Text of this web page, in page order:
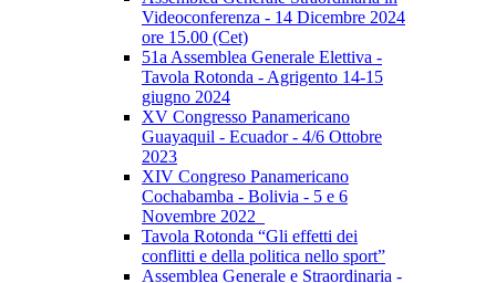
Videoconferenza - 14 Dicembre 2024
ore 15.00 (Cet)
51a Assemblea Generale Elettiva -
Tavola Rotonda - Agrigento 14-15
giugno 2024
XV Congresso Panamericano
Guayaquil - Ecuador - 4/6 Ottobre
2023
XIV Congreso Panamericano
Cochabamba - Bolivia - 5 e 6
Novembre 2022_
Tavola Rotonda “Gli effetti dei
conflitti e della politica nello sport”
Assemblea Generale e Straordinaria -